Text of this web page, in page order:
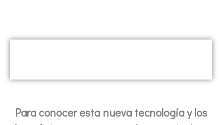
Para conocer esta nueva tecnología y los